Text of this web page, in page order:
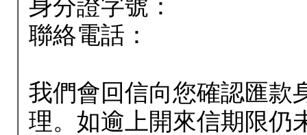
身分證字號：
聯絡電話：
我們會回信向您確認匯款
理。如逾上開來信期限仍